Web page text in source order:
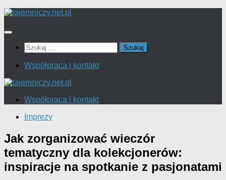
Przejdź
treści
Szukaj:
Współpraca i kontakt
Współpraca i kontakt
Imprezy
Jak zorganizować wieczór
tematyczny dla kolekcjonerów:
inspiracje na spotkanie z pasjonatami